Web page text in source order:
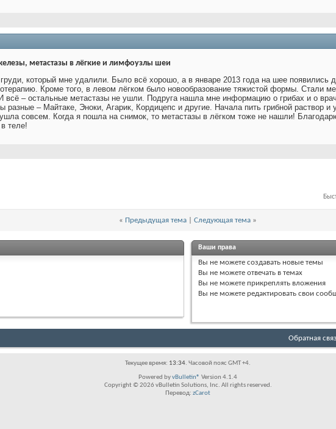
метастазы в лёгкие и лимфоузлы шеи
который мне удалили. Было всё хорошо, а в январе 2013 года на шее появились
Кроме того, в левом лёгком было новообразование тяжистой формы. Стали
– остальные метастазы не ушли. Подруга нашла мне информацию о грибах и о
разные – Майтаке, Эноки, Агарик, Кордицепс и другие. Начала пить грибной раствор
совсем. Когда я пошла на снимок, то метастазы в лёгком тоже не нашли!
теле!
« Предыдущая тема Следующая тема »
Ваши права
Вы не можете создавать новые темы
Вы не можете отвечать в темах
Вы не можете прикреплять вложения
Вы не можете редактировать свои
Обратная
Текущее время: 13:34. Часовой пояс GMT +4.
Powered byvBulletin® Version 4.1.4
Copyright © 2026 vBulletin Solutions, Inc. All rights reserved.
Перевод: zCarot